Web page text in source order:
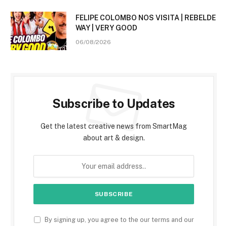
FELIPE COLOMBO NOS VISITA | REBELDE
WAY | VERY GOOD
06/08/2026
Subscribe to Updates
Get the latest creative news from SmartMag
about art & design.
By signing up, you agree to the our terms and our